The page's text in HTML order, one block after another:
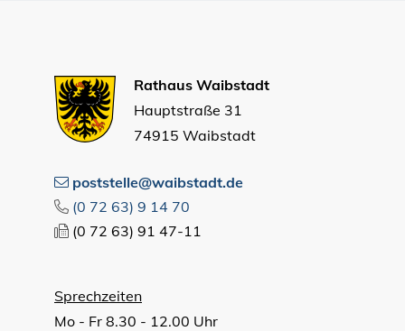
Rathaus Waibstadt
Hauptstraße 31
74915 Waibstadt
poststelle@waibstadt.de
(0 72 63) 9 14 70
(0 72 63) 91 47-11
Sprechzeiten
Mo - Fr 8.30 - 12.00 Uhr